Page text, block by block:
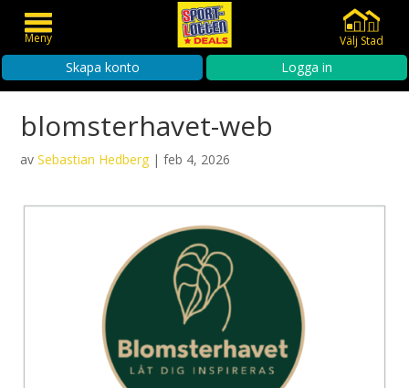
Meny Välj Stad
Skapa konto Logga in
blomsterhavet-web
avSebastian Hedberg |feb 4, 2026